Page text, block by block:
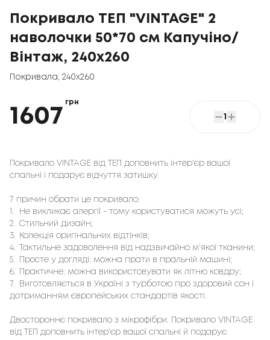
Покривало ТЕП "VINTAGE" 2
наволочки 50*70 см Капучіно/
Вінтаж, 240x260
Покривала 240x260
1607
грн
1
Покривало VINTAGE від ТЕП доповнить інтер'єр вашої
спальні і подарує відчуття затишку.
7 причин обрати це покривало:
Не викликає алергії - тому користуватися можуть усі;
2.
Стильний дизайн;
3.
Колекція оригінальних відтінків;
4.
Тактильне задоволення від надзвичайно м'якої тканини;
5.
Просте у догляді: можна прати в пральній машині;
6.
Практичне: можна використовувати як літню ковдру;
7.
Виготовляється в Україні з турботою про здоровий сон і
дотриманням європейських стандартів якості.
Двостороннє покривало з мікрофібри. Покривало VINTAGE
від ТЕП доповнить інтер'єр вашої спальні й подарує